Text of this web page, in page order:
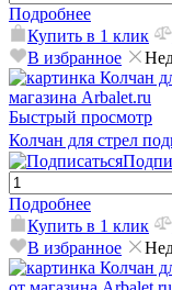
Подробнее
Купить в 1 клик
В избранное
Быстрый просмотр
Колчан для стрел
Подробнее
Купить в 1 клик
В избранное